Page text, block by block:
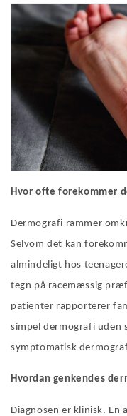
Hvor ofte forekommer
Dermografi rammer
Selvom det kan
almindeligt hos
tegn på racemæssig
patienter rapporterer
simpel dermografi uden
symptomatisk
Hvordan genkendes
Diagnosen er klinisk. En